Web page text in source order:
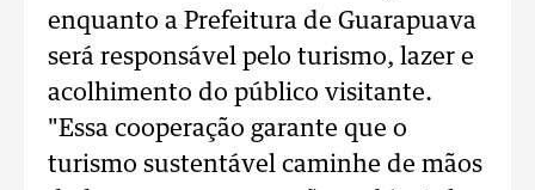
enquanto a Prefeitura de Guarapuava
será responsável pelo turismo, lazer e
acolhimento do público visitante.
"Essa cooperação garante que o
turismo sustentável caminhe de mãos